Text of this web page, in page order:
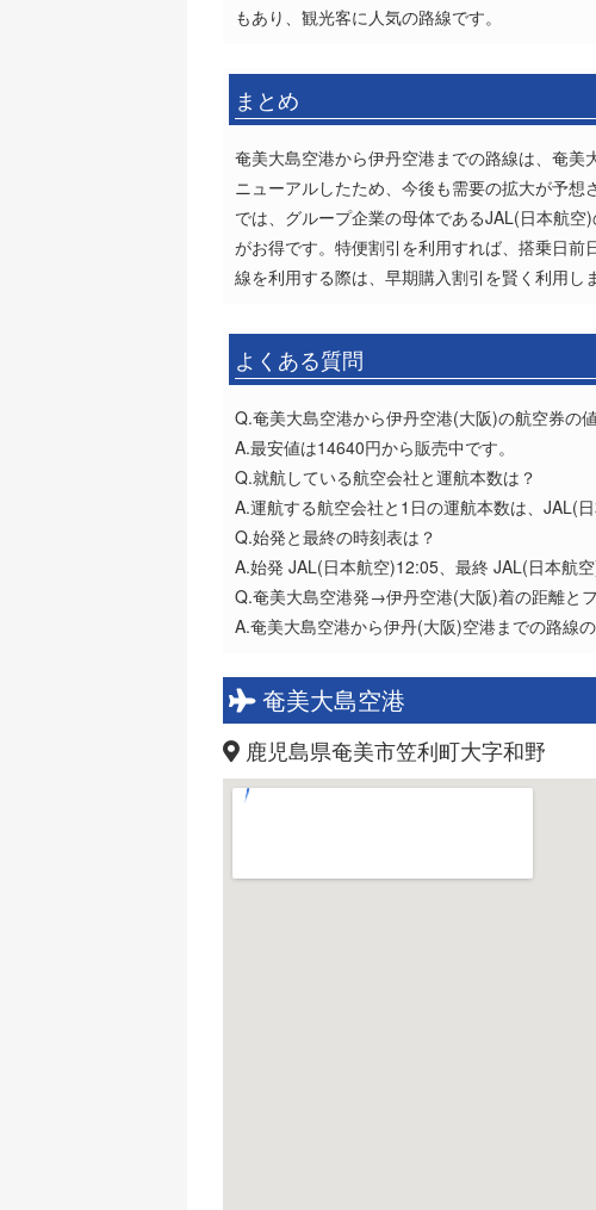
もあり、観光客に人気の路線です。
まとめ
奄美大島空港から伊丹空港までの路線は、奄
ニューアルしたため、今後も需要の拡大が予
では、グループ企業の母体であるJAL(日本航
がお得です。特便割引を利用すれば、搭乗日
線を利用する際は、早期購入割引を賢く利用し
よくある質問
Q.奄美大島空港から伊丹空港(大阪)の航空券の
A.最安値は14640円から販売中です。
Q.就航している航空会社と運航本数は？
A.運航する航空会社と1日の運航本数は、JAL(日
Q.始発と最終の時刻表は？
A.始発 JAL(日本航空)12:05、最終 JAL(日本航
Q.奄美大島空港発→伊丹空港(大阪)着の距離と
A.奄美大島空港から伊丹(大阪)空港までの路線
奄美大島空港
鹿児島県奄美市笠利町大字和野